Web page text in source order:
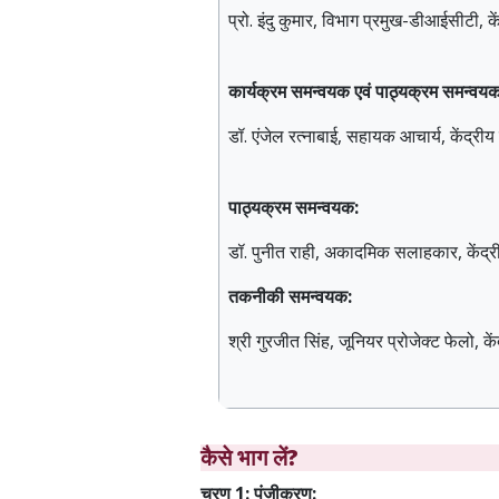
प्रो. इंदु कुमार, विभाग प्रमुख-डीआईसीटी,
कार्यक्रम समन्वयक एवं पाठ्यक्रम
डॉ. एंजेल रत्नाबाई, सहायक आचार्य,
पाठ्यक्रम समन्वयक:
डॉ. पुनीत राही, अकादमिक सलाहकार,
तकनीकी समन्वयक:
श्री गुरजीत सिंह, जूनियर प्रोजेक्ट फेलो,
कैसे भाग लें?
चरण 1: पंजीकरण: